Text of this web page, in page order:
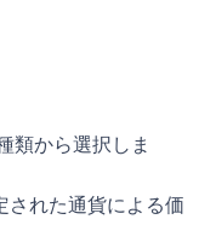
類から選択しま
された通貨による価